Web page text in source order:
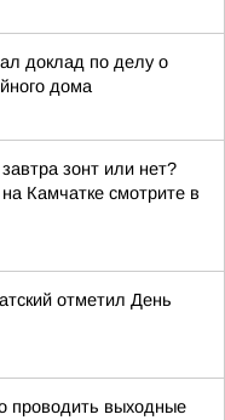
доклад по делу о
дома
зонт или нет?
Камчатке смотрите в
отметил День
проводить выходные